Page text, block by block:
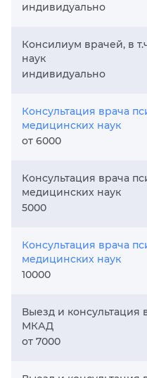
индивидуально
Консилиум врачей, в
наук
индивидуально
Консультация врача
медицинских наук
от 6000
Консультация врача
медицинских наук
5000
Консультация врача
медицинских наук
10000
Выезд и консультация
МКАД
от 7000